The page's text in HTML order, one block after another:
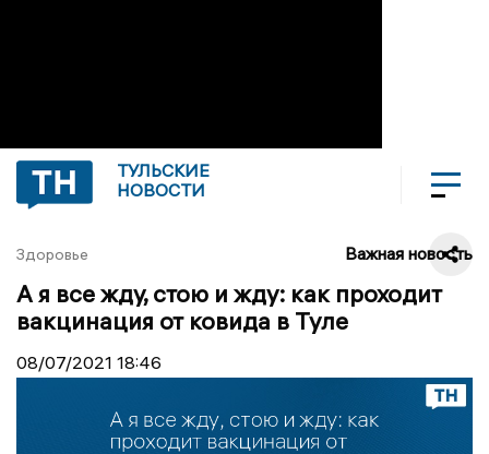
ТУЛЬСКИЕ
НОВОСТИ
Здоровье Важная новость
А я все жду, стою и жду: как проходит
вакцинация от ковида в Туле
08/07/2021 18:46